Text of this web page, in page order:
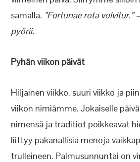
samalla. ”Fortunae rota volvitur.”
pyörii.
Pyhän viikon päivät
Hiljainen viikko, suuri viikko ja
viikon nimiämme. Jokaiselle
nimensä ja traditiot poikkeavat
liittyy pakanallisia menoja
trulleineen. Palmusunnuntai on